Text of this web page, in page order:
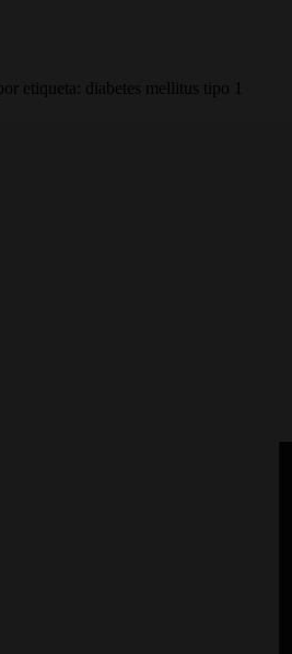
etiqueta: diabetes mellitus tipo 1